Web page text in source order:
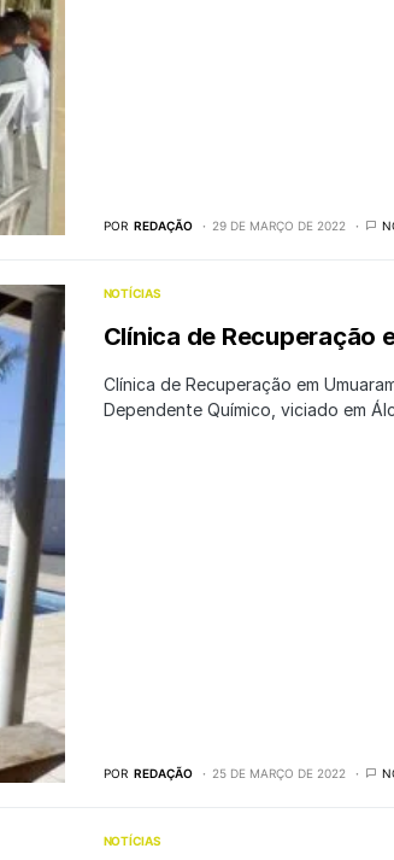
POR REDAÇÃO 29 DE MARÇO DE 2022
NOTÍCIAS
Clínica de Recuperação
Clínica de Recuperação em
Dependente Químico, viciado em
POR REDAÇÃO 25 DE MARÇO DE 2022
NOTÍCIAS